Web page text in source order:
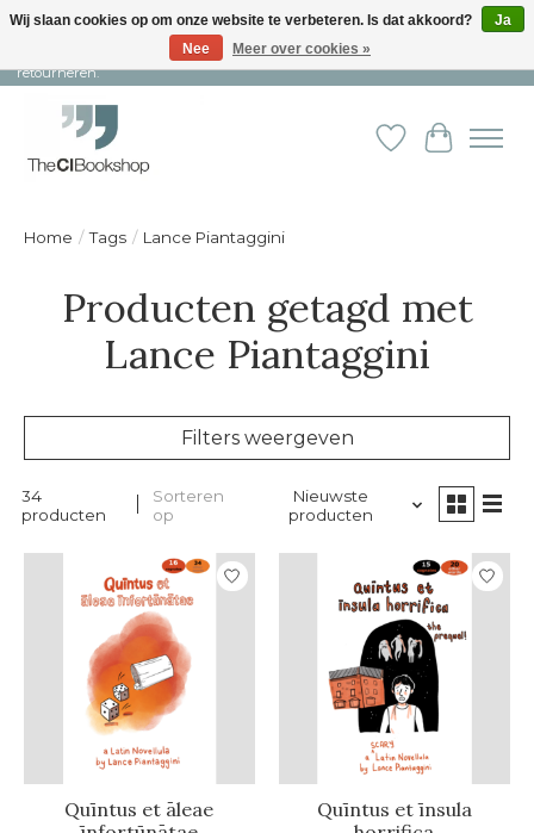
Snelle levering en persoonlijke service ︱ Niet goed? Geld terug! ︱ Gratis
retourneren.
Verlanglijst
Home / Tags / Lance Piantaggini
Producten getagd met
Lance Piantaggini
Filters weergeven
34
producten
Sorteren
op
Nieuwste
producten
Quīntus et āleae
Quīntus et īnsula
Wij slaan cookies op om onze website te verbeteren. Is dat akkoord?
Ja
Nee
Meer over cookies »